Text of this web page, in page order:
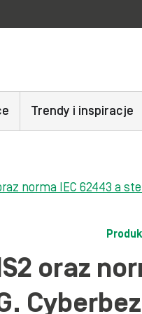
Trendy i inspiracje
norma IEC 62443 a
oraz